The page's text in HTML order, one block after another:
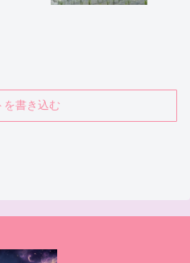
を書き込む